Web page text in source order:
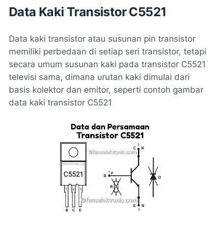
Data Kaki Transistor C5521
Data kaki transistor atau susunan pin transistor
memiliki perbedaan di setiap seri transistor, tetapi
secara umum susunan kaki pada transistor C5521
televisi sama, dimana urutan kaki dimulai dari
basis kolektor dan emitor, seperti contoh gambar
data kaki transistor C5521